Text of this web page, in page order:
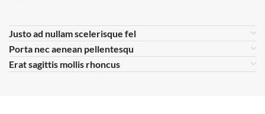
Justo ad nullam scelerisque fel
Porta nec aenean pellentesqu
Erat sagittis mollis rhoncus